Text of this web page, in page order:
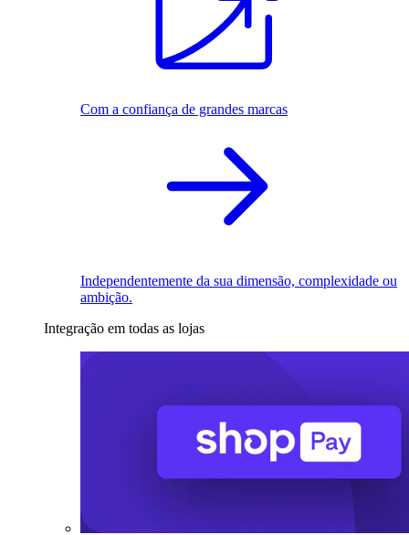
Com a confiança de grandes marcas
Independentemente da sua dimensão, complexidade ou
ambição.
Integração em todas as lojas